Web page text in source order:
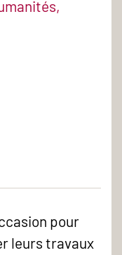
pour
leurs travaux